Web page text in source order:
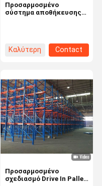
Βίντεο
Σχετικά Με
Προσαρμοσμένο
σύστημα αποθήκευσης
Καλύτερη
Contact
Προσαρμοσμένο
σχεδιασμό Drive In Pallet